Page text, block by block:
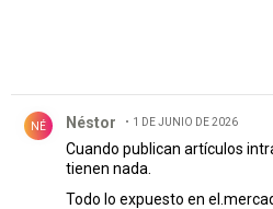
NÉ Néstor 1 DE JUNIO DE 2026
Cuando publican artículos
tienen nada.
Todo lo expuesto en